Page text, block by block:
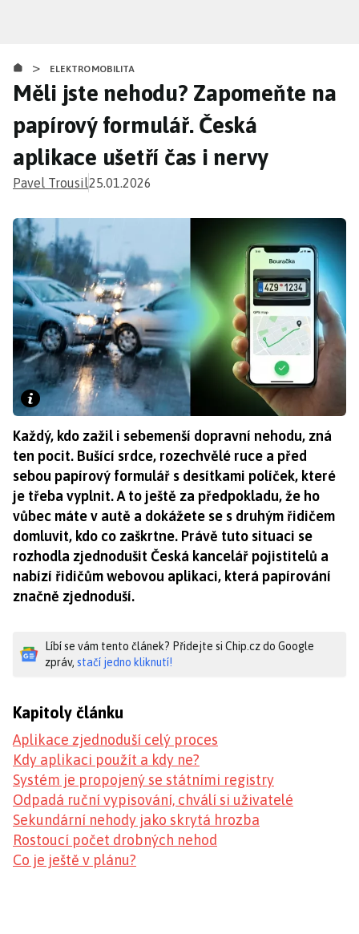
obsahu
> ELEKTROMOBILITA
Měli jste nehodu? Zapomeňte na
papírový formulář. Česká
aplikace ušetří čas i nervy
Pavel Trousil25.01.2026
Každý, kdo zažil i sebemenší dopravní nehodu, zná
ten pocit. Bušící srdce, rozechvělé ruce a před
sebou papírový formulář s desítkami políček, které
je třeba vyplnit. A to ještě za předpokladu, že ho
vůbec máte v autě a dokážete se s druhým řidičem
domluvit, kdo co zaškrtne. Právě tuto situaci se
rozhodla zjednodušit Česká kancelář pojistitelů a
nabízí řidičům webovou aplikaci, která papírování
značně zjednoduší.
Líbí se vám tento článek? Přidejte si Chip.cz do Google
zpráv, stačí jedno kliknutí!
Kapitoly článku
Aplikace zjednoduší celý proces
Kdy aplikaci použít a kdy ne?
Systém je propojený se státními registry
Odpadá ruční vypisování, chválí si uživatelé
Sekundární nehody jako skrytá hrozba
Rostoucí počet drobných nehod
Co je ještě v plánu?